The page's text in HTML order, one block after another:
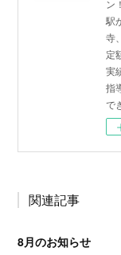
ン
駅
寺
定
実
指
で
関連記事
8月のお知らせ